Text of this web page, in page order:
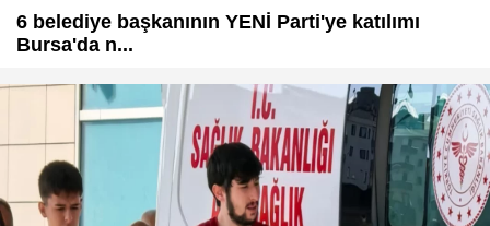
6 belediye başkanının YENİ Parti'ye katılımı
Bursa'da n...